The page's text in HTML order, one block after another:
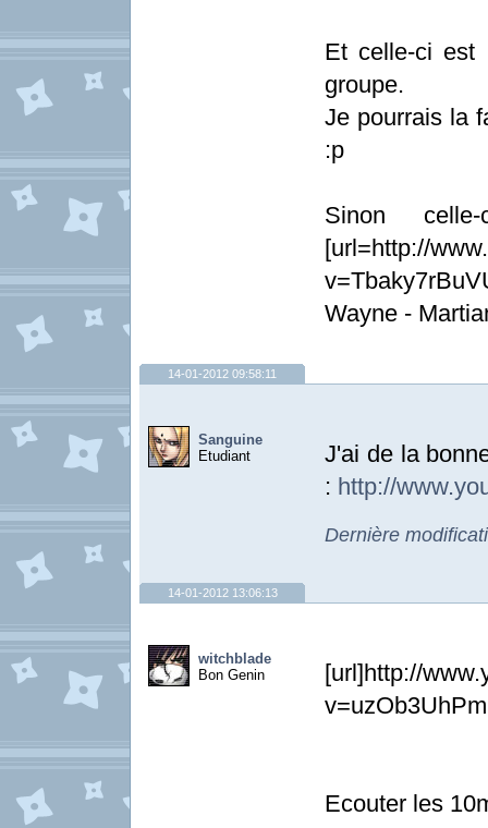
Et celle-ci est
groupe.
Je pourrais la
:p
Sinon
[url=http://
Wayne -
14-01-2012 09:58:11
Sanguine
Etudiant
J'ai de la
: http://
Dernière
14-01-2012 13:06:13
witchblade
Bon Genin
[url]http://
Ecouter les